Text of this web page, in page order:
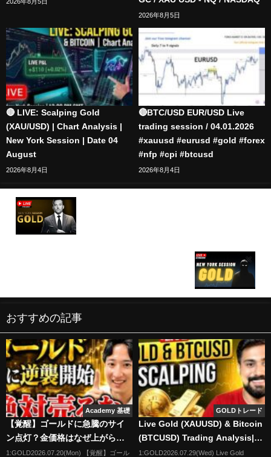
2026年8月5日
🔴 LIVE: Scalping Gold
(XAU/USD) | Chart Analysis |
New York Session | Date 04
August
2026年8月4日
🔴BTC/USD EUR/USD Live
trading session / 04.01.2026
#xauusd #eurusd #gold #forex
#nfp #cpi #btcusd
2026年8月4日
おすすめの記事
Academy 基礎
【覚醒】ゴールドに急騰のサイ
ン点灯？金価格はなぜ上がらな
いのか？何が起きてもガチホが
1:GOLD2026.07.20(Mon) 【覚醒】ゴール
GOLDトレード
Live Gold (XAUUSD) & Bitcoin
(BTCUSD) Trading Analysis|
Newyork Session|29 JULY
1:GOLD2026.07.29(Wed) Live Gold